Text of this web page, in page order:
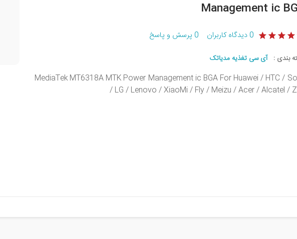
Management ic
0دیدگاه کاربران 0 پرسش و پاسخ
بندی : آی سی تغذیه مدیاتک
MediaTek MT6318A MTK Power Management ic BGA For Huawei / HTC /
/ LG / Lenovo / XiaoMi / Fly / Meizu / Acer / Alcatel /